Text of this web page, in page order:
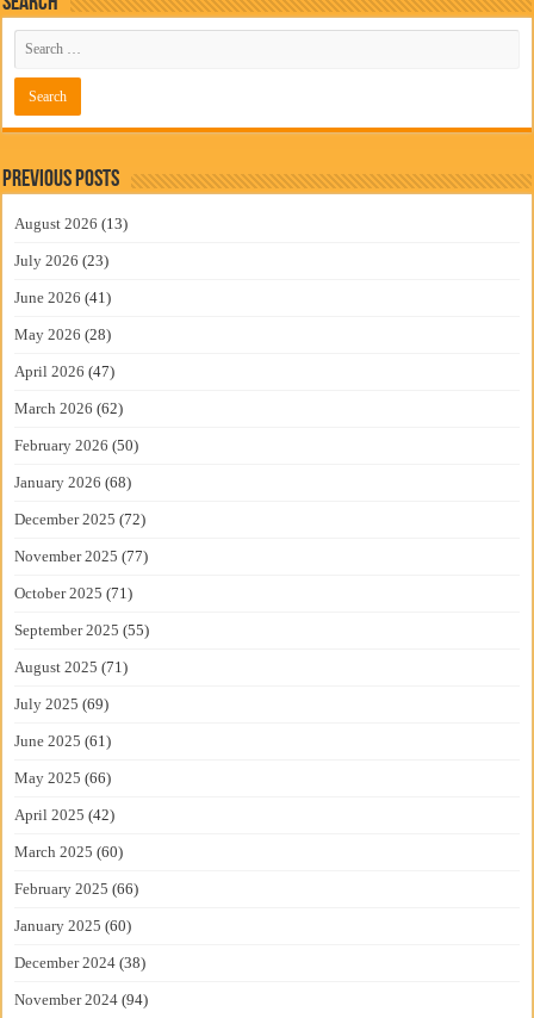
Previous Posts
August 2026 (13)
July 2026 (23)
June 2026 (41)
May 2026 (28)
April 2026 (47)
March 2026 (62)
February 2026 (50)
January 2026 (68)
December 2025 (72)
November 2025 (77)
October 2025 (71)
September 2025 (55)
August 2025 (71)
July 2025 (69)
June 2025 (61)
May 2025 (66)
April 2025 (42)
March 2025 (60)
February 2025 (66)
January 2025 (60)
December 2024 (38)
November 2024 (94)